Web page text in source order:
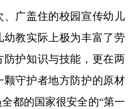
广盖住的校园宣传幼儿
教实际上极为丰富了劳
护知识与技能，更在两
颗守护者地方防护的原材
都的国家很安全的“第一